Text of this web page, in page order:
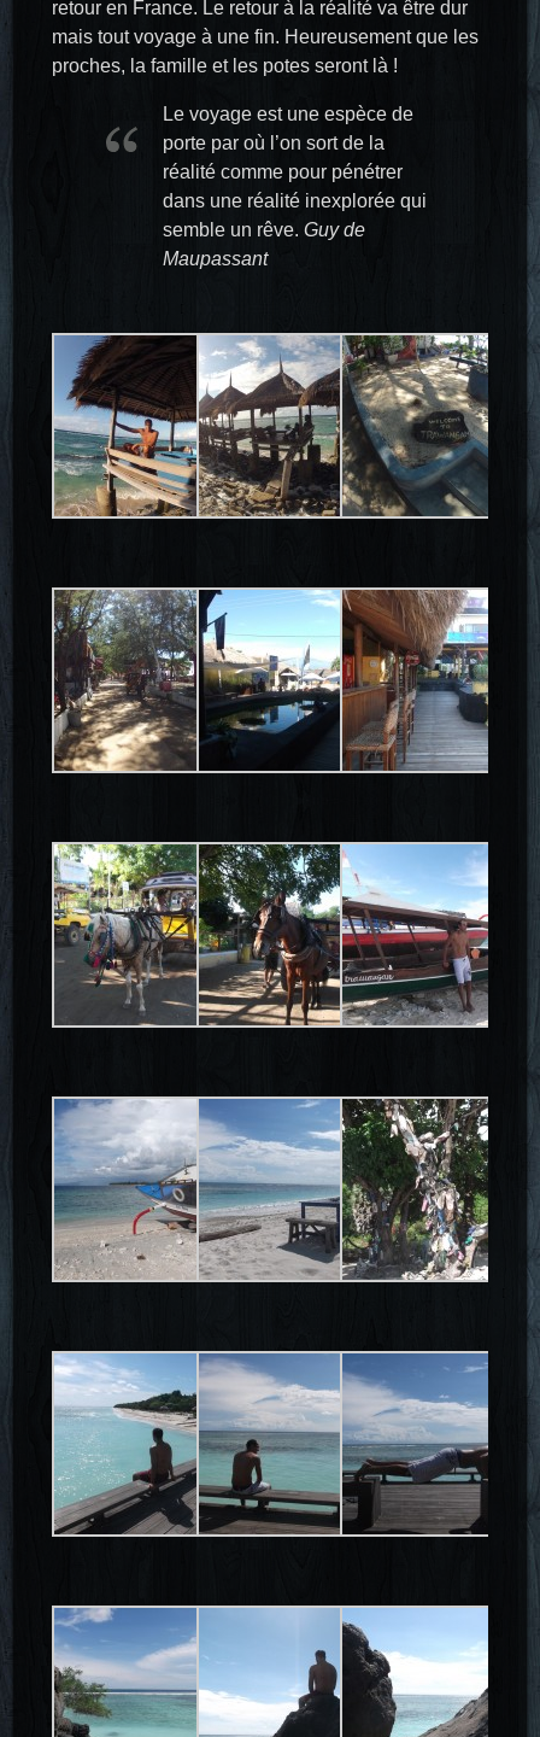
retour en France. Le retour à la réalité va être dur
mais tout voyage à une fin. Heureusement que les
proches, la famille et les potes seront là !
Le voyage est une espèce de
porte par où l’on sort de la
réalité comme pour pénétrer
dans une réalité inexplorée qui
semble un rêve. Guy de
Maupassant